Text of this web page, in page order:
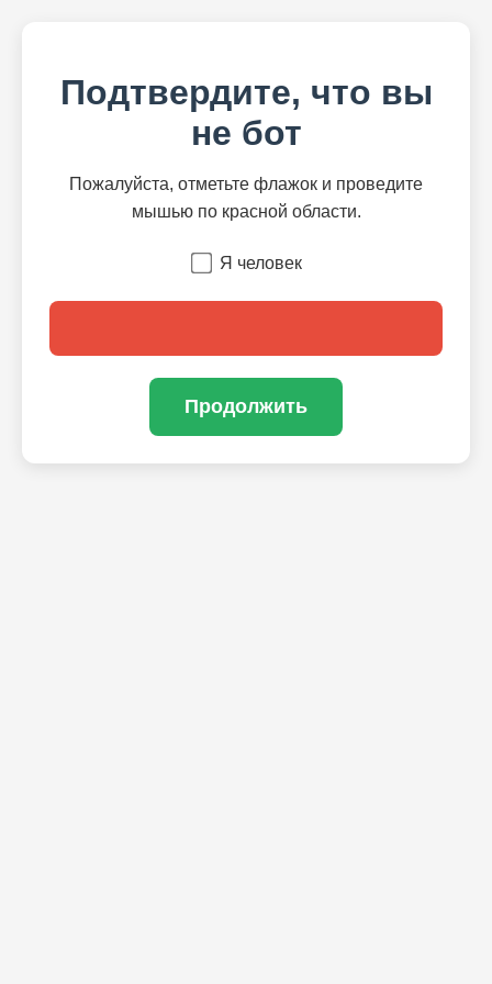
Подтвердите, что вы
не бот
Пожалуйста, отметьте флажок и проведите
мышью по красной области.
Я человек
Продолжить